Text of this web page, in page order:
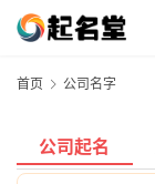
首页 公司名字
公司起名